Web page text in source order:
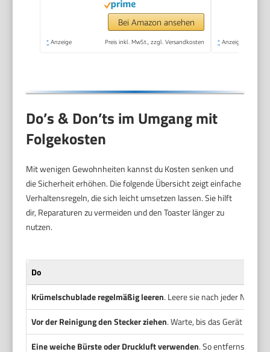
Bei Amazon ansehen
* Anzeige Preis inkl. MwSt., zzgl. Versandkosten * Anzeige
Do’s & Don’ts im Umgang mit
Folgekosten
Mit wenigen Gewohnheiten kannst du Kosten senken und
die Sicherheit erhöhen. Die folgende Übersicht zeigt einfache
Verhaltensregeln, die sich leicht umsetzen lassen. Sie hilft
dir, Reparaturen zu vermeiden und den Toaster länger zu
nutzen.
Do
Krümelschublade regelmäßig leeren. Leere sie nach jeder
Vor der Reinigung den Stecker ziehen. Warte, bis das Gerät
Eine weiche Bürste oder Druckluft verwenden. So entfernst du